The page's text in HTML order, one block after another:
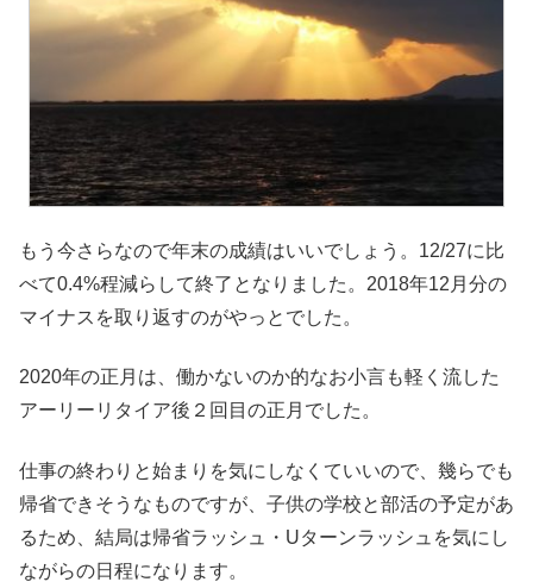
もう今さらなので年末の成績はいいでしょう。12/27に比
べて0.4%程減らして終了となりました。2018年12月分の
マイナスを取り返すのがやっとでした。
2020年の正月は、働かないのか的なお小言も軽く流した
アーリーリタイア後２回目の正月でした。
仕事の終わりと始まりを気にしなくていいので、幾らでも
帰省できそうなものですが、子供の学校と部活の予定があ
るため、結局は帰省ラッシュ・Uターンラッシュを気にし
ながらの日程になります。